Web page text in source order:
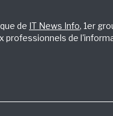
de IT News Info, 1er
professionnels de